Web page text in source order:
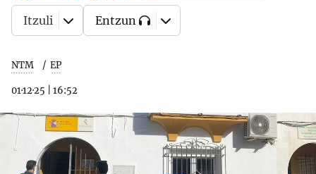
NTM EP
01·12·25 16:52
Itzuli Entzun